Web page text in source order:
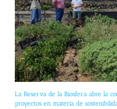
La Reserva de la Biosfera abre la
proyectos en materia de